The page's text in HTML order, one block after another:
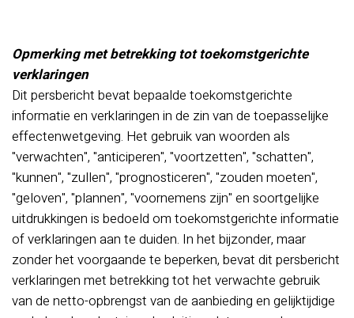
Opmerking met betrekking tot toekomstgerichte
verklaringen
Dit persbericht bevat bepaalde toekomstgerichte
informatie en verklaringen in de zin van de toepasselijke
effectenwetgeving. Het gebruik van woorden als
"verwachten", "anticiperen", "voortzetten", "schatten",
"kunnen", "zullen", "prognosticeren", "zouden moeten",
"geloven", "plannen", "voornemens zijn" en soortgelijke
uitdrukkingen is bedoeld om toekomstgerichte informatie
of verklaringen aan te duiden. In het bijzonder, maar
zonder het voorgaande te beperken, bevat dit persbericht
verklaringen met betrekking tot het verwachte gebruik
van de netto-opbrengst van de aanbieding en gelijktijdige